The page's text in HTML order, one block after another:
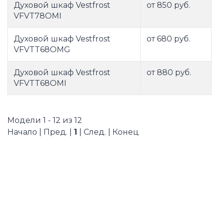
Духовой шкаф Vestfrost
VFVT78OMI
от 850 руб.
Духовой шкаф Vestfrost
VFVTT68OMG
от 680 руб.
Духовой шкаф Vestfrost
VFVTT68OMI
от 880 руб.
Модели 1 - 12 из 12
Начало | Пред. | 1 | След. | Конец